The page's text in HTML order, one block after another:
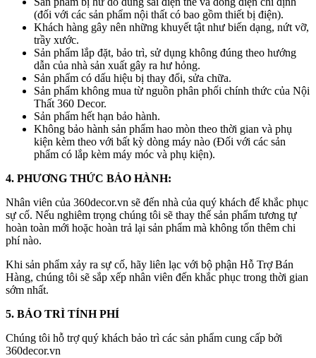
(đối với các sản phẩm nội thất có bao gồm thiết bị điện).
Khách hàng gây nên những khuyết tật như biến dạng, nứt vỡ,
trầy xước.
Sản phẩm lắp đặt, bảo trì, sử dụng không đúng theo hướng
dẫn của nhà sản xuất gây ra hư hỏng.
Sản phẩm có dấu hiệu bị thay đổi, sửa chữa.
Sản phẩm không mua từ nguồn phân phối chính thức của Nội
Thất 360 Decor.
Sản phẩm hết hạn bảo hành.
Không bảo hành sản phẩm hao mòn theo thời gian và phụ
kiện kèm theo với bất kỳ dòng máy nào (Đối với các sản
phẩm có lắp kèm máy móc và phụ kiện).
4. PHƯƠNG THỨC BẢO HÀNH:
Nhân viên của 360decor.vn sẽ đến nhà của quý khách để khắc phục
sự cố. Nếu nghiêm trọng chúng tôi sẽ thay thế sản phẩm tương tự
hoàn toàn mới hoặc hoàn trả lại sản phẩm mà không tốn thêm chi
phí nào.
Khi sản phẩm xảy ra sự cố, hãy liên lạc với bộ phận Hỗ Trợ Bán
Hàng, chúng tôi sẽ sắp xếp nhân viên đến khắc phục trong thời gian
sớm nhất.
5. BẢO TRÌ TÍNH PHÍ
Chúng tôi hỗ trợ quý khách bảo trì các sản phẩm cung cấp bởi
360decor.vn